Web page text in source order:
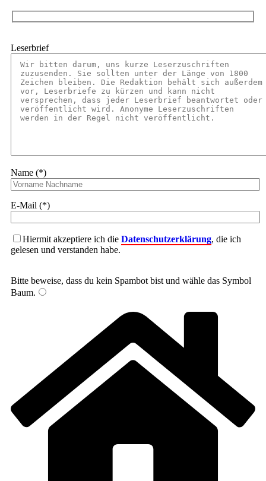
Leserbrief
Name (*)
E-Mail (*)
Hiermit akzeptiere ich die Datenschutzerklärung, die ich
gelesen und verstanden habe.
Bitte beweise, dass du kein Spambot bist und wähle das Symbol
Baum.